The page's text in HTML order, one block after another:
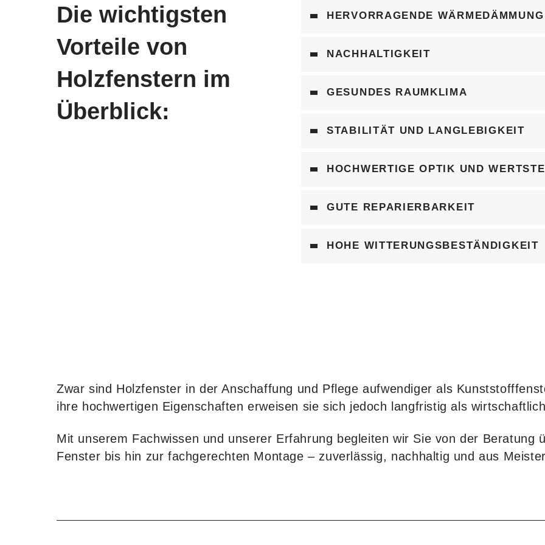
Die wichtigsten
Vorteile von
Holzfenstern im
Überblick:
HERVORRAGENDE WÄRMEDÄMMUNG
NACHHALTIGKEIT
GESUNDES RAUMKLIMA
STABILITÄT UND LANGLEBIGKEIT
HOCHWERTIGE OPTIK UND
GUTE REPARIERBARKEIT
HOHE WITTERUNGSBESTÄNDIGKEIT
Zwar sind Holzfenster in der Anschaffung und Pflege aufwendiger als
ihre hochwertigen Eigenschaften erweisen sie sich jedoch langfristig als
Mit unserem Fachwissen und unserer Erfahrung begleiten wir Sie von der Beratung
Fenster bis hin zur fachgerechten Montage – zuverlässig, nachhaltig und aus